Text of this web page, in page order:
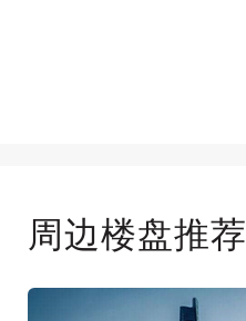
周边楼盘推荐